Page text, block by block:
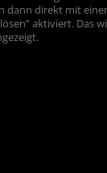
dann direkt mit
aktiviert. Das